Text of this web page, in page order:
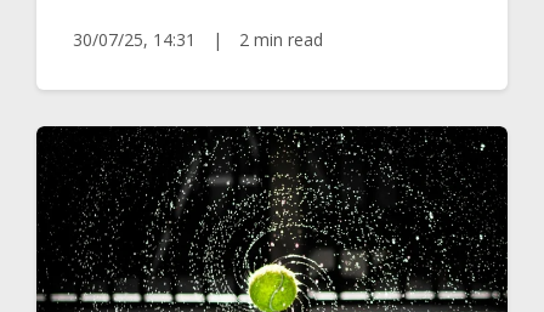
30/07/25, 14:31 | 2 min read